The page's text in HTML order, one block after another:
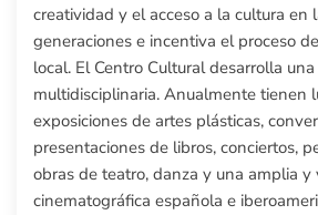
creatividad y el acceso a la cultura en
generaciones e incentiva el proceso
local. El Centro Cultural desarrolla
multidisciplinaria. Anualmente tienen
exposiciones de artes plásticas,
presentaciones de libros, conciertos,
obras de teatro, danza y una amplia y
cinematográfica española e